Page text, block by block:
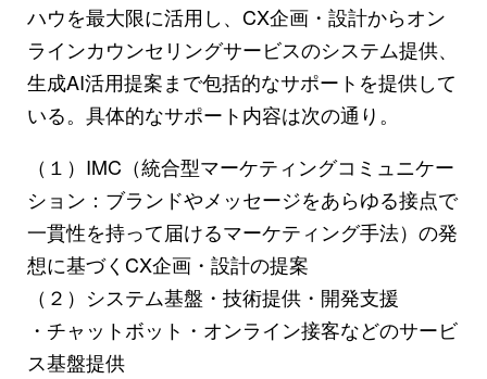
ハウを最大限に活用し、CX企画・設計からオン
ラインカウンセリングサービスのシステム提供、
生成AI活用提案まで包括的なサポートを提供して
いる。具体的なサポート内容は次の通り。
（１）IMC（統合型マーケティングコミュニケー
ション：ブランドやメッセージをあらゆる接点で
一貫性を持って届けるマーケティング手法）の発
想に基づくCX企画・設計の提案
（２）システム基盤・技術提供・開発支援
・チャットボット・オンライン接客などのサービ
ス基盤提供